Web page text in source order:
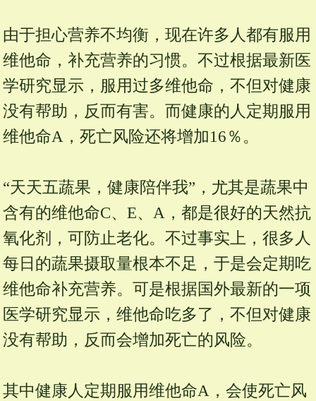
由于担心营养不均衡，现在许多人都有服用
维他命，补充营养的习惯。不过根据最新医
学研究显示，服用过多维他命，不但对健康
没有帮助，反而有害。而健康的人定期服用
维他命A，死亡风险还将增加16％。
“天天五蔬果，健康陪伴我”，尤其是蔬果中
含有的维他命C、E、A，都是很好的天然抗
氧化剂，可防止老化。不过事实上，很多人
每日的蔬果摄取量根本不足，于是会定期吃
维他命补充营养。可是根据国外最新的一项
医学研究显示，维他命吃多了，不但对健康
没有帮助，反而会增加死亡的风险。
其中健康人定期服用维他命A，会使死亡风